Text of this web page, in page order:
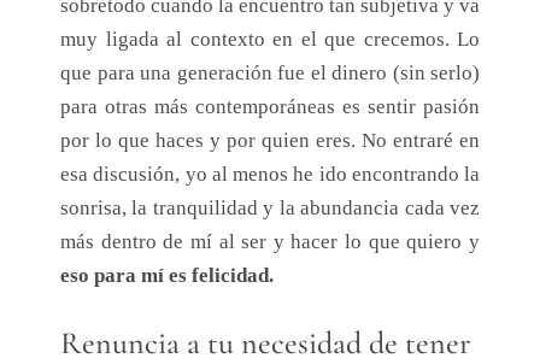
sobretodo cuando la encuentro tan subjetiva y va
muy ligada al contexto en el que crecemos. Lo
que para una generación fue el dinero (sin serlo)
para otras más contemporáneas es sentir pasión
por lo que haces y por quien eres. No entraré en
esa discusión, yo al menos he ido encontrando la
sonrisa, la tranquilidad y la abundancia cada vez
más dentro de mí al ser y hacer lo que quiero y
eso para mí es felicidad.
Renuncia a tu necesidad de tener